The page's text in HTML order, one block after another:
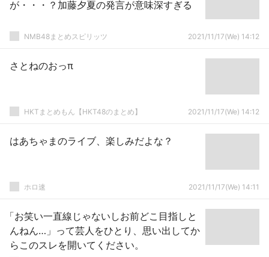
が・・・？加藤夕夏の発言が意味深すぎる
NMB48まとめスピリッツ 2021/11/17(We) 14:12
さとねのおっπ
HKTまとめもん【HKT48のまとめ】 2021/11/17(We) 14:12
はあちゃまのライブ、楽しみだよな？
ホロ速 2021/11/17(We) 14:11
「お笑い一直線じゃないしお前どこ目指しと
んねん…」って芸人をひとり、思い出してか
らこのスレを開いてください。